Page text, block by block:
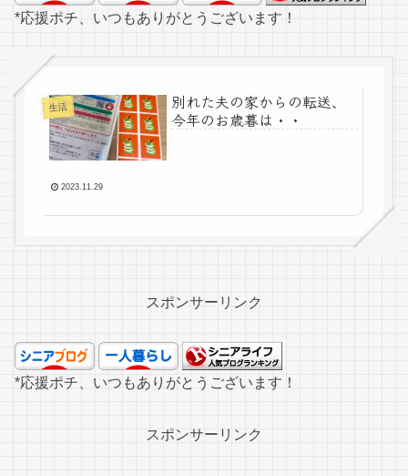
*応援ポチ、いつもありがとうございます！
生活
別れた夫の家からの転送、
今年のお歳暮は・・
2023.11.29
スポンサーリンク
*応援ポチ、いつもありがとうございます！
スポンサーリンク